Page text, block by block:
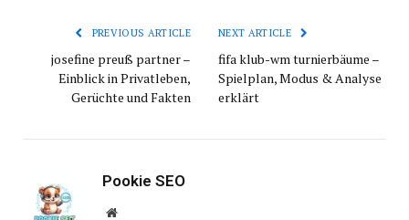
PREVIOUS ARTICLE
josefine preuß partner –
Einblick in Privatleben,
Gerüchte und Fakten
NEXT ARTICLE
fifa klub-wm turnierbäume –
Spielplan, Modus & Analyse
erklärt
Pookie SEO
Website